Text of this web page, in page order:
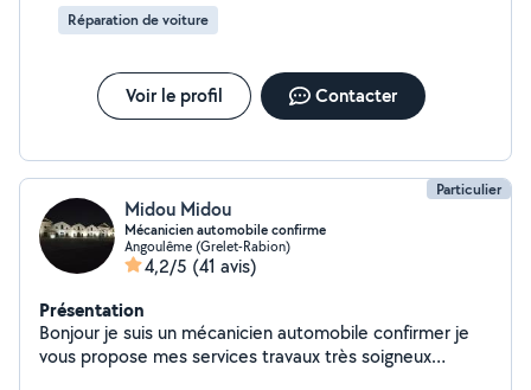
Réparation de voiture
Voir le profil Contacter
Particulier
Midou Midou
Mécanicien automobile confirme
Angoulême (Grelet-Rabion)
4,2/5 (41 avis)
Présentation
Bonjour je suis un mécanicien automobile confirmer je
vous propose mes services travaux très soigneux